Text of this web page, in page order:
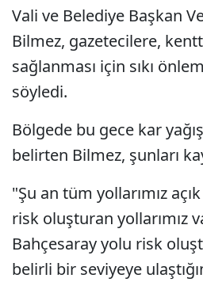
Vali ve Belediye Başkan
Bilmez, gazetecilere,
sağlanması için sıkı
söyledi.
Bölgede bu gece kar
belirten Bilmez, şunları
"Şu an tüm yollarımız
risk oluşturan yollarımız
Bahçesaray yolu risk
belirli bir seviyeye